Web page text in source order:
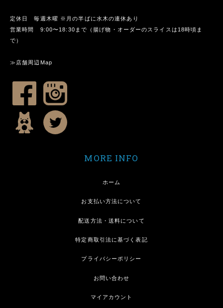
定休日 毎週木曜 ※月の半ばに水木の連休あり
営業時間 9:00〜18:30まで（揚げ物・オーダーのスライスは18時頃ま
で）
≫店舗周辺Map
MORE INFO
ホーム
お支払い方法について
配送方法・送料について
特定商取引法に基づく表記
プライバシーポリシー
お問い合わせ
マイアカウント